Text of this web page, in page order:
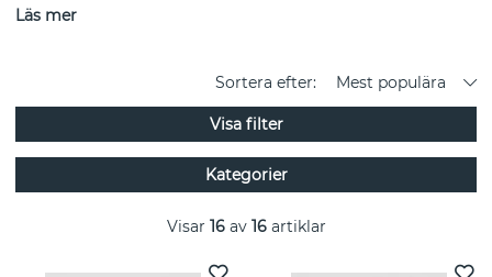
smyckesamling var en källa till stor fascination under
hennes uppväxt. Farmor Marias driv och personliga stil
(som en italiensk donna i Småland) har varit viktig i
skapandet av Studio W och dessutom namnet bakom våra
bästsäljande signaturörhängen Maria Signature Hoops.
något kreativt, energigivande och glittrande växte sig
Läs mer
Sortera efter: Mest populära
Visa filter
Kategorier
Visar 16av 16artiklar